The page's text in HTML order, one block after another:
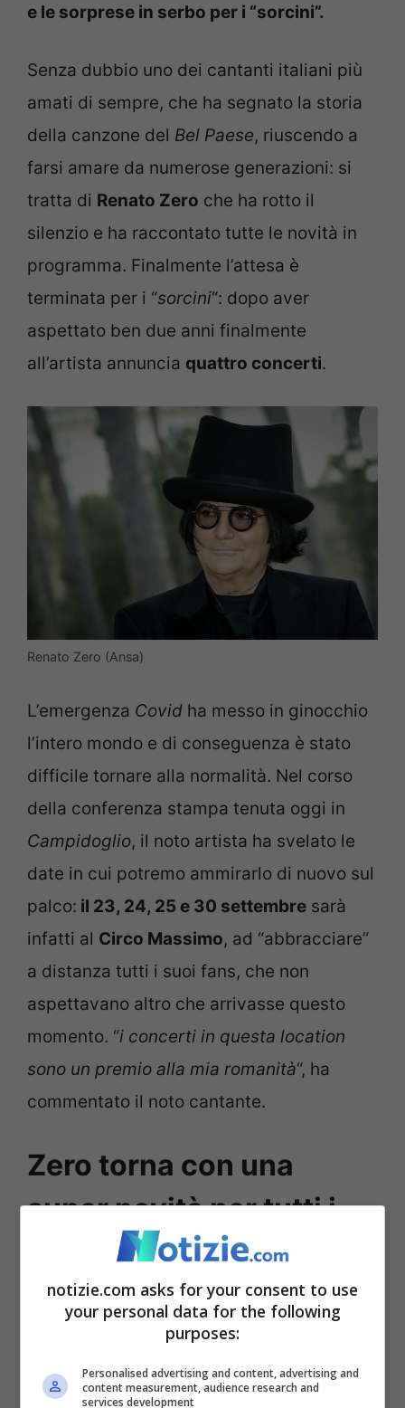
e le sorprese in serbo per i “sorcini”.
Senza dubbio uno dei cantanti italiani più
amati di sempre, che ha segnato la storia
della canzone del Bel Paese, riuscendo a
farsi amare da numerose generazioni: si
tratta di Renato Zero che ha rotto il
silenzio e ha raccontato tutte le novità in
programma. Finalmente l’attesa è
terminata per i “sorcini“: dopo aver
aspettato ben due anni finalmente
all’artista annuncia quattro concerti.
Renato Zero (Ansa)
L’emergenza Covid ha messo in ginocchio
l’intero mondo e di conseguenza è stato
difficile tornare alla normalità. Nel corso
della conferenza stampa tenuta oggi in
Campidoglio, il noto artista ha svelato le
date in cui potremo ammirarlo di nuovo sul
palco: il 23, 24, 25 e 30 settembre sarà
infatti al Circo Massimo, ad “abbracciare”
a distanza tutti i suoi fans, che non
aspettavano altro che arrivasse questo
momento. “i concerti in questa location
sono un premio alla mia romanità“, ha
commentato il noto cantante.
Zero torna con una
super novità per tutti i
“sorcini”
Dopo il conto alla rovescia che teneva
, la star italiana oggi ha
rivelato tutte le news in arrivo: non solo
notizie.com asks for your consent to use
your personal data for the following
purposes:
Personalised advertising and content, advertising and
content measurement, audience research and
services development